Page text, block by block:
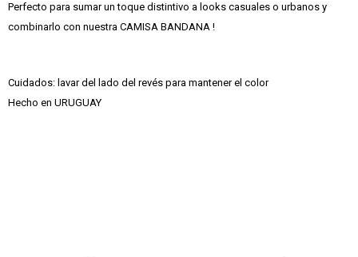
Perfecto para sumar un toque distintivo a looks casuales o urbanos y
combinarlo con nuestra CAMISA BANDANA !
Cuidados: lavar del lado del revés para mantener el color
Hecho en URUGUAY